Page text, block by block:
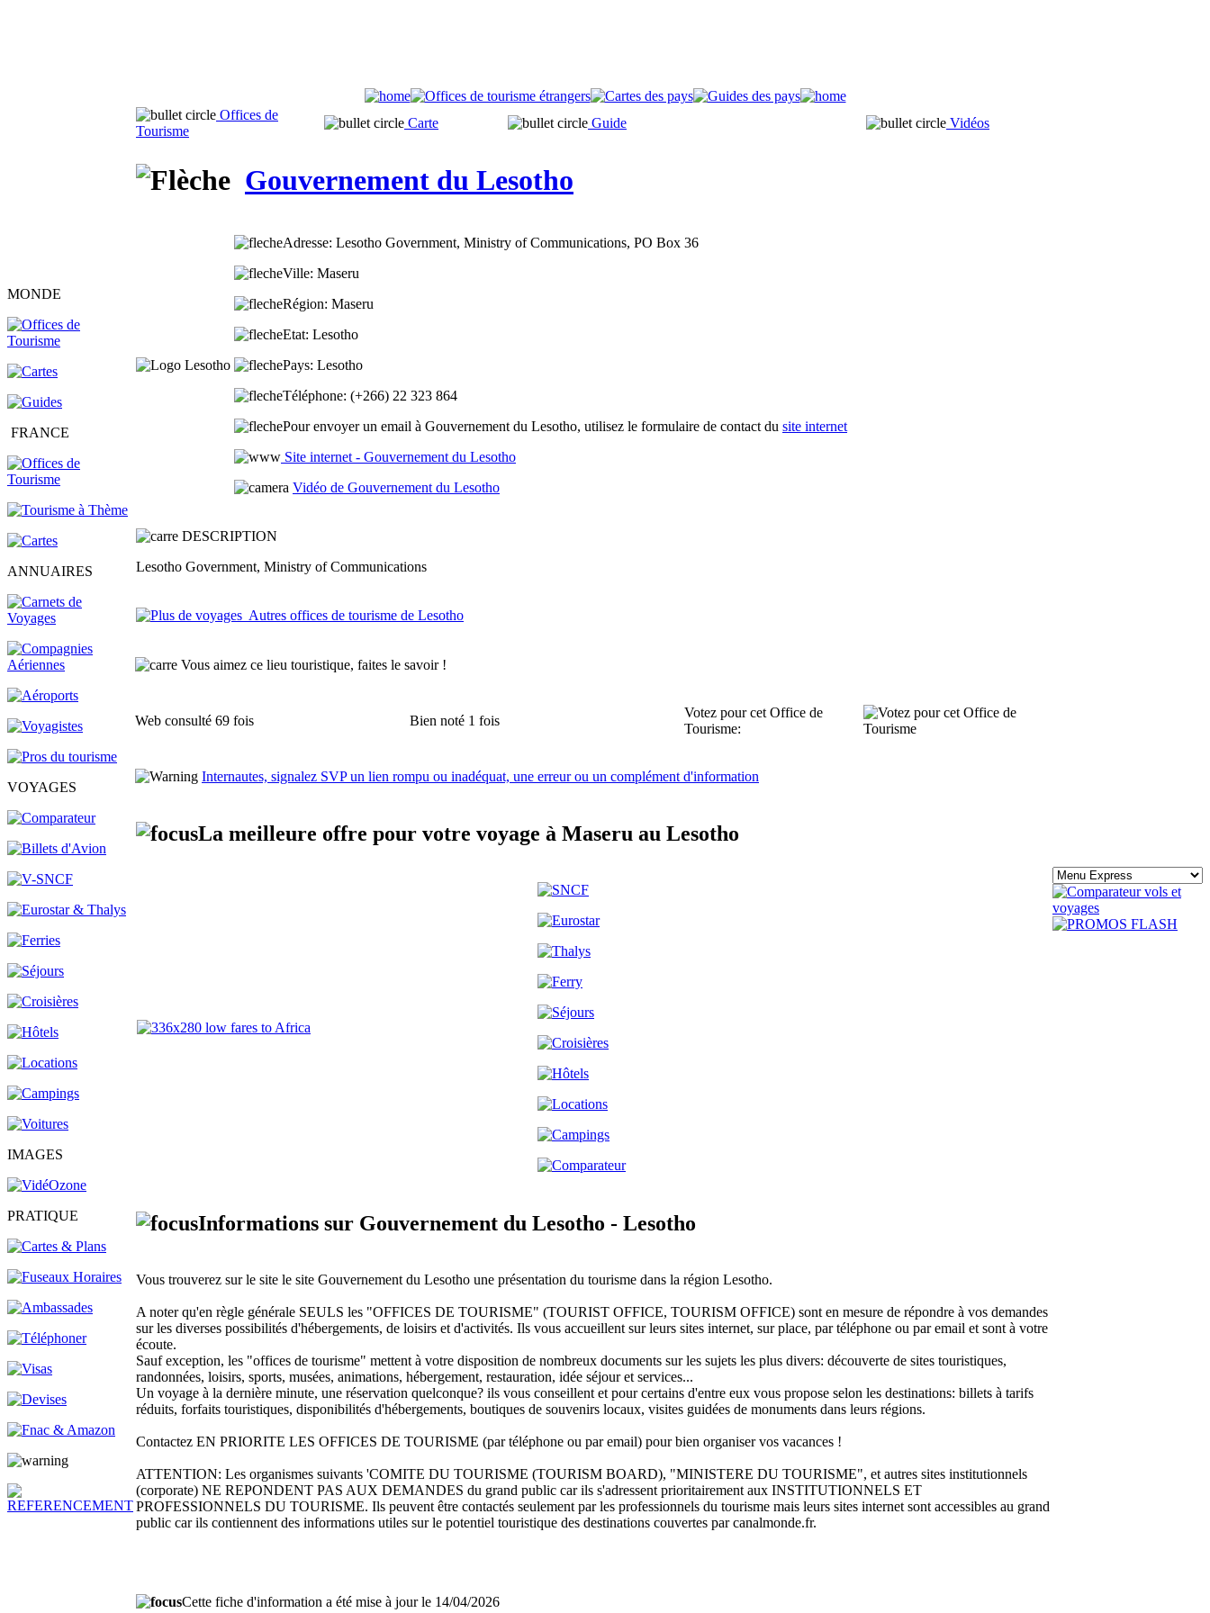
MONDE
FRANCE
ANNUAIRES
VOYAGES
IMAGES
PRATIQUE
Offices de
Tourisme
Carte Guide Vidéos
Gouvernement du Lesotho
Adresse: Lesotho Government, Ministry of Communications, PO Box 36
Ville: Maseru
Région: Maseru
Etat: Lesotho
Pays: Lesotho
Téléphone: (+266) 22 323 864
Pour envoyer un email à Gouvernement du Lesotho, utilisez le formulaire de contact du site internet
Site internet - Gouvernement du Lesotho
Vidéo de Gouvernement du Lesotho
DESCRIPTION
Lesotho Government, Ministry of Communications
Autres offices de tourisme de Lesotho
Vous aimez ce lieu touristique, faites le savoir !
Web consulté 69 fois Bien noté 1 fois
Votez pour cet Office de
Tourisme:
Internautes, signalez SVP un lien rompu ou inadéquat, une erreur ou un complément d'information
La meilleure offre pour votre voyage à Maseru au Lesotho
Informations sur Gouvernement du Lesotho - Lesotho
Vous trouverez sur le site le site Gouvernement du Lesotho une présentation du tourisme dans la région Lesotho.
A noter qu'en règle générale SEULS les "OFFICES DE TOURISME" (TOURIST OFFICE, TOURISM OFFICE) sont en mesure de répondre à vos demandes
sur les diverses possibilités d'hébergements, de loisirs et d'activités. Ils vous accueillent sur leurs sites internet, sur place, par téléphone ou par email et sont à votre
écoute.
Sauf exception, les "offices de tourisme" mettent à votre disposition de nombreux documents sur les sujets les plus divers: découverte de sites touristiques,
randonnées, loisirs, sports, musées, animations, hébergement, restauration, idée séjour et services...
Un voyage à la dernière minute, une réservation quelconque? ils vous conseillent et pour certains d'entre eux vous propose selon les destinations: billets à tarifs
réduits, forfaits touristiques, disponibilités d'hébergements, boutiques de souvenirs locaux, visites guidées de monuments dans leurs régions.
Contactez EN PRIORITE LES OFFICES DE TOURISME (par téléphone ou par email) pour bien organiser vos vacances !
ATTENTION: Les organismes suivants 'COMITE DU TOURISME (TOURISM BOARD), "MINISTERE DU TOURISME", et autres sites institutionnels
(corporate) NE REPONDENT PAS AUX DEMANDES du grand public car ils s'adressent prioritairement aux INSTITUTIONNELS ET
PROFESSIONNELS DU TOURISME. Ils peuvent être contactés seulement par les professionnels du tourisme mais leurs sites internet sont accessibles au grand
public car ils contiennent des informations utiles sur le potentiel touristique des destinations couvertes par canalmonde.fr.
Cette fiche d'information a été mise à jour le 14/04/2026